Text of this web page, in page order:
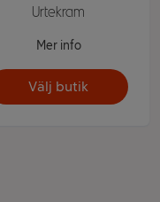
Urtekram
Mer info
Välj butik